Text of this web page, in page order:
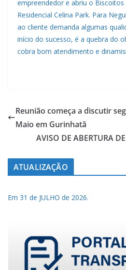
empreendedor e abriu o
Residencial Celina Park. Para
ao cliente demanda algumas
início do sucesso, é a quebra do
cobra bom atendimento e
Reunião começa a discutir
Maio em Gurinhatã
AVISO DE ABERTURA
ATUALIZAÇÃO
Em 31 de JULHO de 2026.